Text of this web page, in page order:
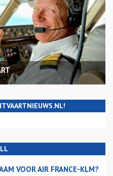
VOOR AIR FRANCE-KLM?